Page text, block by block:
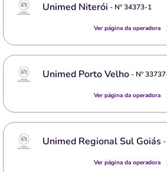
Unimed Niterói - Nº34373-1
Ver página da operadora
Unimed Porto Velho- Nº
Ver página da operadora
Unimed Regional Sul Goiás -
Ver página da operadora